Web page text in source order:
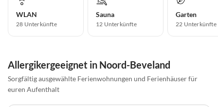
WLAN
28 Unterkünfte
Sauna
12 Unterkünfte
Garten
22 Unterkünfte
Allergikergeeignet in Noord-Beveland
Sorgfältig ausgewählte Ferienwohnungen und Ferienhäuser für
euren Aufenthalt